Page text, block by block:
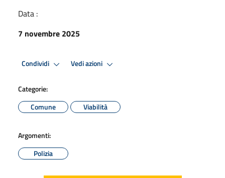
Data :
7 novembre 2025
Condividi Vedi azioni
Categorie:
Comune
Viabilità
Argomenti:
Polizia